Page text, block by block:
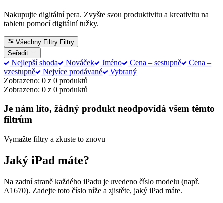
Nakupujte digitální pera. Zvyšte svou produktivitu a kreativitu na
tabletu pomocí digitální tužky.
Všechny Filtry Filtry
Seřadit
Nejlepší shoda Nováček Jméno Cena – sestupně
Cena –
vzestupně
Nejvíce prodávané
Vybraný
Zobrazeno: 0 z 0 produktů
Zobrazeno: 0 z 0 produktů
Je nám líto, žádný produkt neodpovídá všem těmto
filtrům
Vymažte filtry a zkuste to znovu
Jaký iPad máte?
Na zadní straně každého iPadu je uvedeno číslo modelu (např.
A1670). Zadejte toto číslo níže a zjistěte, jaký iPad máte.